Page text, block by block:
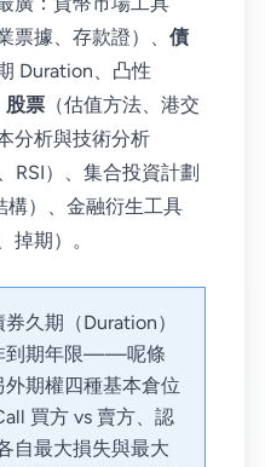
票據、存款證）、 債
Duration、凸性
股票 （估值方法、港交
分析與技術分析
RSI）、集合投資計劃
構）、金融衍生工具
掉期）。
券久期（Duration）
到期年限——呢條
期權四種基本倉位
買方 vs 賣方、認
自最大損失與最大